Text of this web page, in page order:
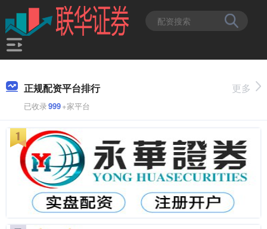
正规配资平台排行
已收录999+家平台
更多